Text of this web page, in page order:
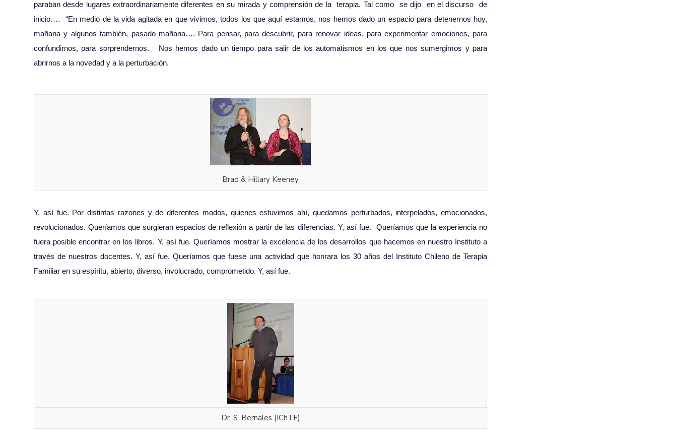
paraban desde lugares extraordinariamente diferentes en su mirada y comprensión de la terapia. Tal como se dijo en el discurso de
inicio…. “En medio de la vida agitada en que vivimos, todos los que aquí estamos, nos hemos dado un espacio para detenernos hoy,
mañana y algunos también, pasado mañana…. Para pensar, para descubrir, para renovar ideas, para experimentar emociones, para
confundirnos, para sorprendernos. Nos hemos dado un tiempo para salir de los automatismos en los que nos sumergimos y para
abrirnos a la novedad y a la perturbación.
Brad & Hillary Keeney
Y, así fue. Por distintas razones y de diferentes modos, quienes estuvimos ahí, quedamos perturbados, interpelados, emocionados,
revolucionados. Queríamos que surgieran espacios de reflexión a partir de las diferencias. Y, así fue. Queríamos que la experiencia no
fuera posible encontrar en los libros. Y, así fue. Queríamos mostrar la excelencia de los desarrollos que hacemos en nuestro Instituto a
través de nuestros docentes. Y, así fue. Queríamos que fuese una actividad que honrara los 30 años del Instituto Chileno de Terapia
Familiar en su espíritu, abierto, diverso, involucrado, comprometido. Y, así fue.
Dr. S. Bernales (IChTF)